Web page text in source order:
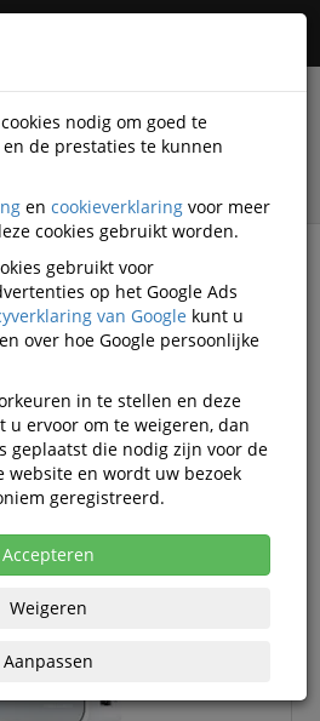
filter
Link
accessoires
nodig om goed te
de prestaties te kunnen
en cookieverklaring voor meer
cookies gebruikt worden.
gebruikt voor
op het Google Ads
van Google kunt u
over hoe Google persoonlijke
in te stellen en deze
u ervoor om te weigeren, dan
geplaatst die nodig zijn voor de
website en wordt uw bezoek
geregistreerd.
Accepteren
Weigeren
Aanpassen